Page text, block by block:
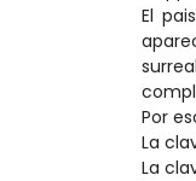
El
Por
La
La